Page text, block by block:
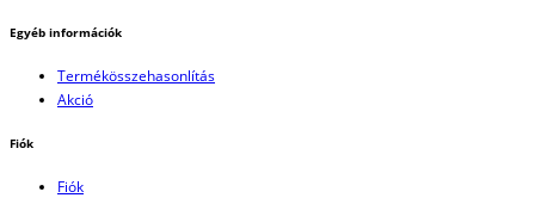
Egyéb információk
Termékösszehasonlítás
Akció
Fiók
Fiók